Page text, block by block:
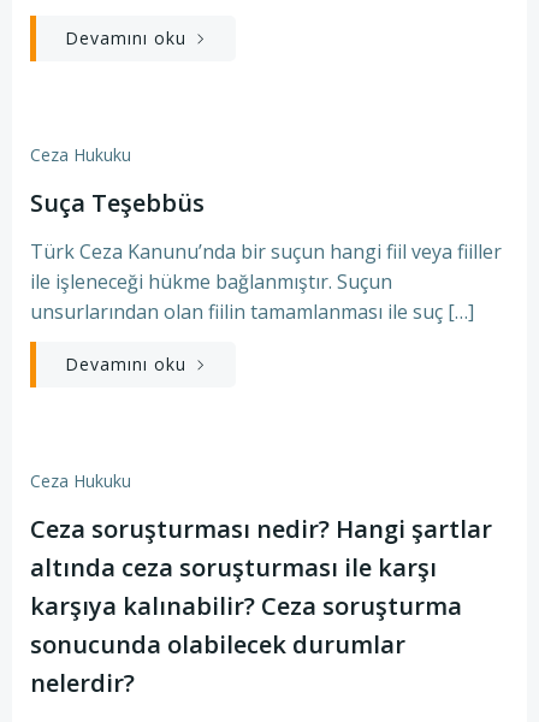
Devamını oku
Ceza Hukuku
Suça Teşebbüs
Türk Ceza Kanunu’nda bir suçun hangi fiil veya fiiller
ile işleneceği hükme bağlanmıştır. Suçun
unsurlarından olan fiilin tamamlanması ile suç […]
Devamını oku
Ceza Hukuku
Ceza soruşturması nedir? Hangi şartlar
altında ceza soruşturması ile karşı
karşıya kalınabilir? Ceza soruşturma
sonucunda olabilecek durumlar
nelerdir?